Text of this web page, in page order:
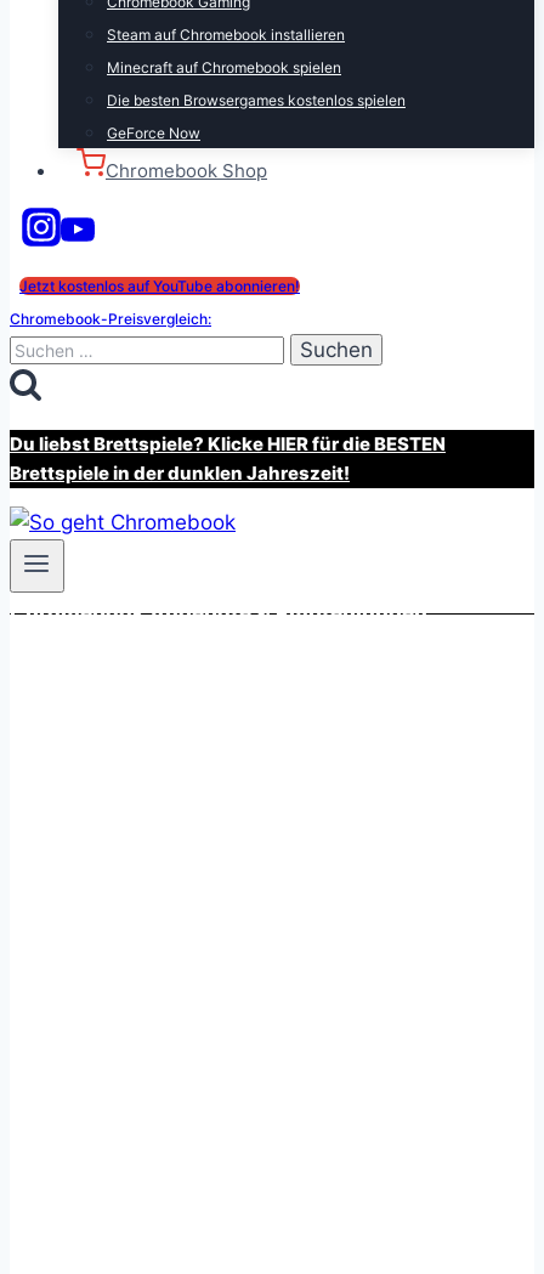
Steam auf Chromebook installieren
Minecraft auf Chromebook spielen
Die besten Browsergames kostenlos spielen
GeForce Now
Chromebook Shop
Jetzt kostenlos auf YouTube abonnieren!
Chromebook-Preisvergleich:
Suchen
nach:
Du liebst Brettspiele? Klicke HIER für die BESTEN
Brettspiele in der dunklen Jahreszeit!
Chromebook Angebote & Empfehlungen